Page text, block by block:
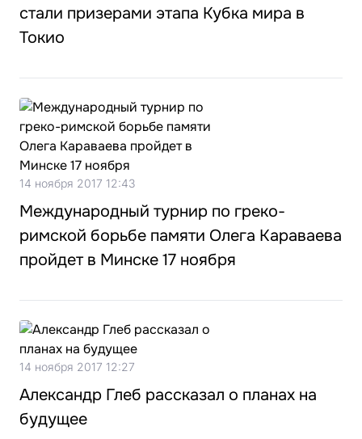
стали призерами этапа Кубка мира в
Токио
14 ноября 2017 12:43
Международный турнир по греко-
римской борьбе памяти Олега Караваева
пройдет в Минске 17 ноября
14 ноября 2017 12:27
Александр Глеб рассказал о планах на
будущее